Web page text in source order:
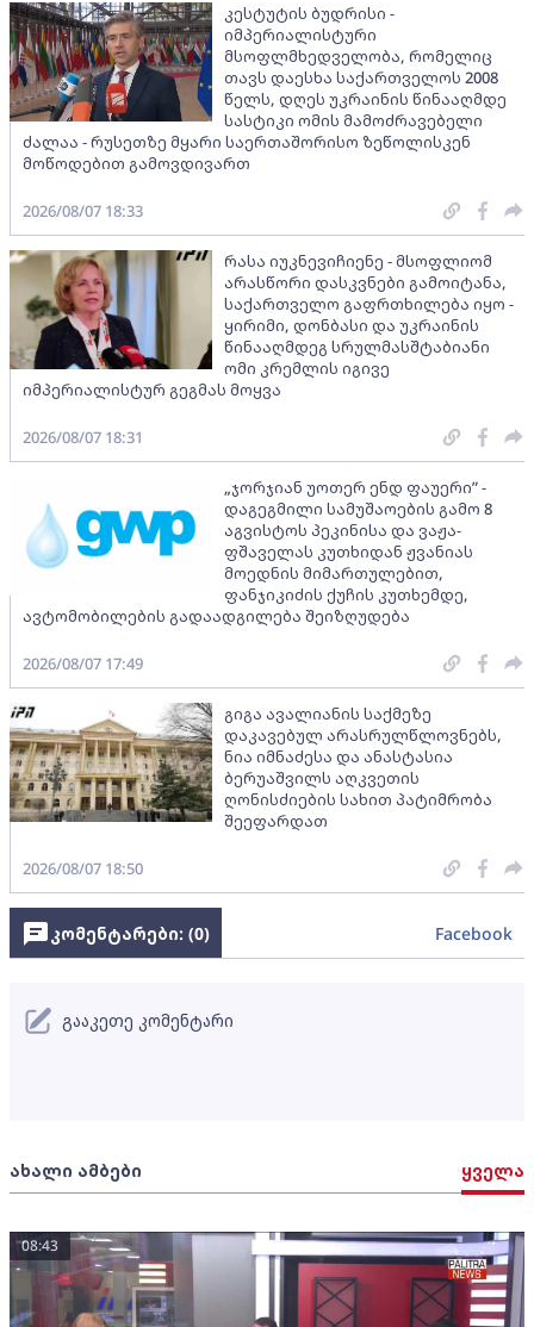
კესტუტის ბუდრისი -
იმპერიალისტური
მსოფლმხედველობა, რომელიც
თავს დაესხა საქართველოს 2008
წელს, დღეს უკრაინის წინააღმდე
სასტიკი ომის მამოძრავებელი
ძალაა - რუსეთზე მყარი საერთაშორისო ზეწოლისკენ
მოწოდებით გამოვდივართ
2026/08/07 18:33
რასა იუკნევიჩიენე - მსოფლიომ
არასწორი დასკვნები გამოიტანა,
საქართველო გაფრთხილება იყო -
ყირიმი, დონბასი და უკრაინის
წინააღმდეგ სრულმასშტაბიანი
ომი კრემლის იგივე
იმპერიალისტურ გეგმას მოყვა
2026/08/07 18:31
„ჯორჯიან უოთერ ენდ ფაუერი” -
დაგეგმილი სამუშაოების გამო 8
აგვისტოს პეკინისა და ვაჟა-
ფშაველას კუთხიდან ჟვანიას
მოედნის მიმართულებით,
ფანჯიკიძის ქუჩის კუთხემდე,
ავტომობილების გადაადგილება შეიზღუდება
2026/08/07 17:49
გიგა ავალიანის საქმეზე
დაკავებულ არასრულწლოვნებს,
ნია იმნაძესა და ანასტასია
ბერუაშვილს აღკვეთის
ღონისძიების სახით პატიმრობა
შეეფარდათ
2026/08/07 18:50
ახალი ამბები ყველა
08:43
კომენტარები: (0) Facebook
გააკეთე კომენტარი